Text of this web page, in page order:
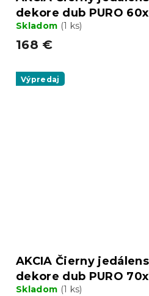
dekore dub PURO
Skladom (1 ks)
168 €
Výpredaj
AKCIA Čierny
dekore dub PURO
Skladom (1 ks)